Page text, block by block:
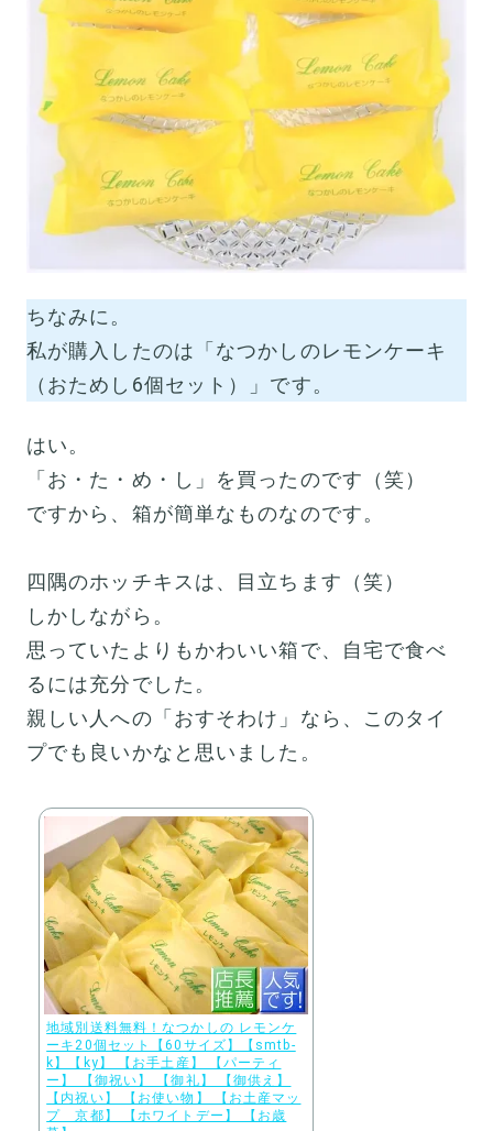
ちなみに。
私が購入したのは「なつかしのレモンケーキ
（おためし6個セット）」です。
はい。
「お・た・め・し」を買ったのです（笑）
ですから、箱が簡単なものなのです。
四隅のホッチキスは、目立ちます（笑）
しかしながら。
思っていたよりもかわいい箱で、自宅で食べ
るには充分でした。
親しい人への「おすそわけ」なら、このタイ
プでも良いかなと思いました。
地域別送料無料！なつかしの レモンケ
ーキ20個セット【60サイズ】【smtb-
k】【ky】 【お手土産】 【パーティ
ー】 【御祝い】 【御礼】 【御供え】
【内祝い】 【お使い物】 【お土産マッ
プ 京都】 【ホワイトデー】 【お歳